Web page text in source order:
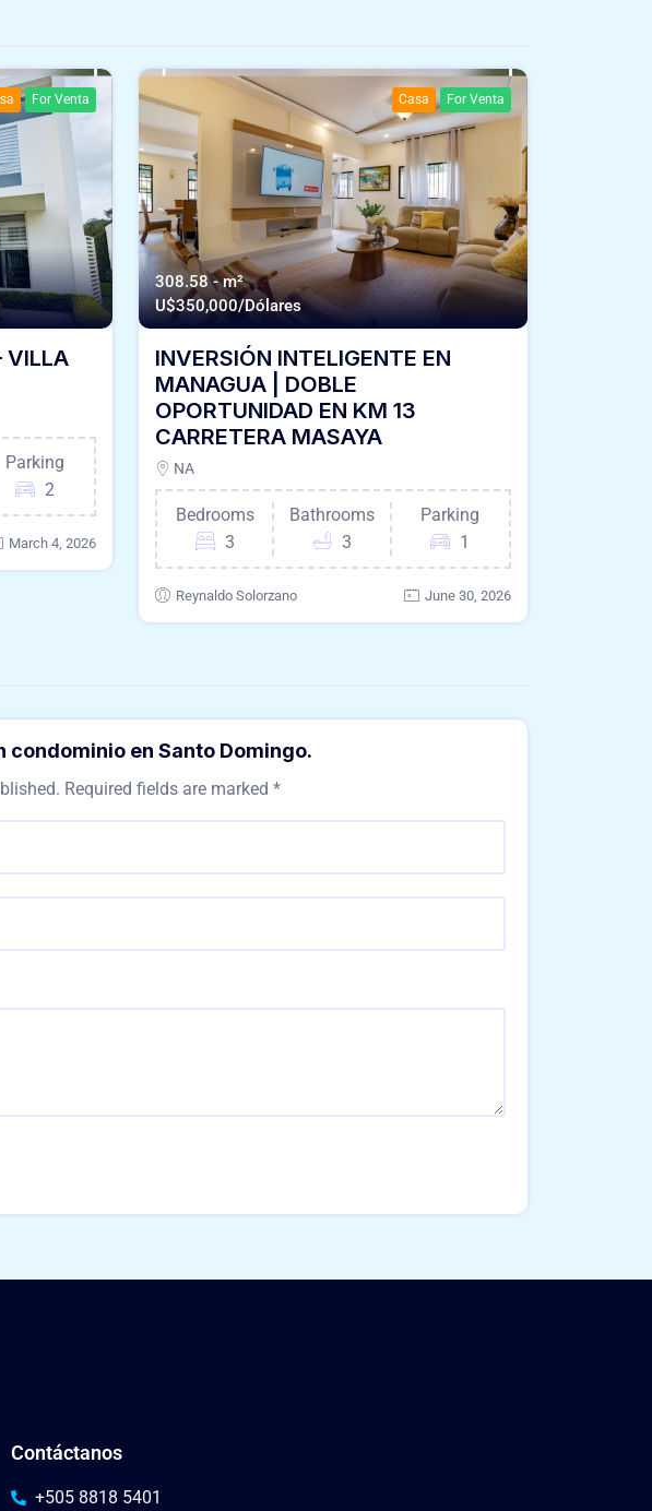
For Venta
VILLA
Parking
2
March 4, 2026
Casa For Venta
308.58 - m²
U$350,000/Dólares
INVERSIÓN INTELIGENTE EN
MANAGUA | DOBLE
OPORTUNIDAD EN KM 13
CARRETERA MASAYA
NA
Bedrooms
3
Bathrooms
3
Parking
1
Reynaldo Solorzano June 30, 2026
condominio en Santo Domingo.
Required fields are marked *
Contáctanos
+505 8818 5401